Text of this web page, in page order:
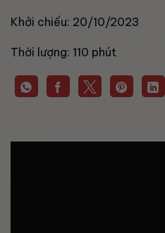
Khởi chiếu: 20/10/2023
Thời lượng: 110 phút